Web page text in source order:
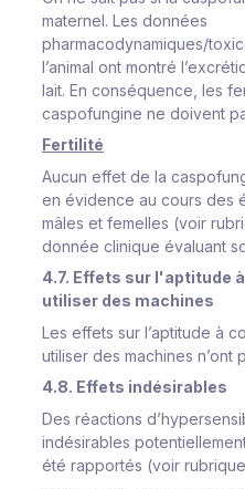
maternel. Les données
pharmacodynamiques/
l’animal ont montré
lait. En conséquence, les
caspofungine ne doivent
Fertilité
Aucun effet de la
en évidence au cours des
mâles et femelles (voir
donnée clinique évaluant
4.7. Effets sur l'aptitude
utiliser des machines
Les effets sur l’aptitude à
utiliser des machines n’ont
4.8. Effets indésirables
Des réactions
indésirables
été rapportés (voir